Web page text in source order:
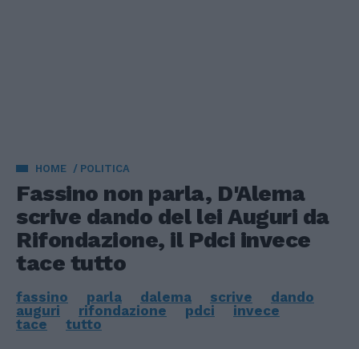
HOME POLITICA
Fassino non parla, D'Alema
scrive dando del lei Auguri da
Rifondazione, il Pdci invece
tace tutto
fassino parla dalema scrive
dando
auguri
rifondazione pdci
invece
tace
tutto